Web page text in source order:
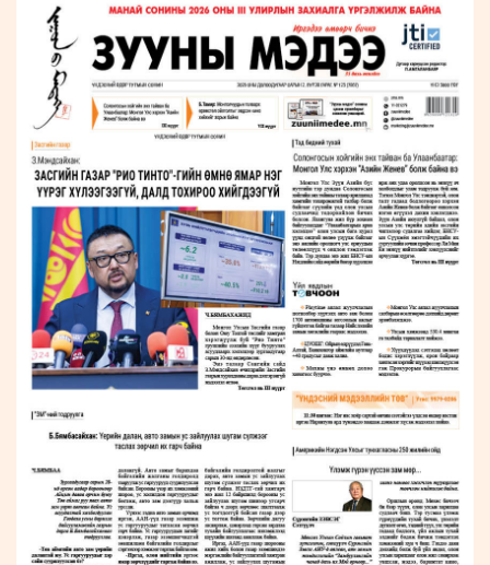
Бүртгүүлэх
Нэвтрэх
Бизнес
хөгжил
Leaderships
forum
УРЛАГ
ҮНДЭСНИЙ
МЭДЭЭЛЛИЙН
ТӨВ
ВИДЕО
ZUUNII
MEDEE
WEEKLY